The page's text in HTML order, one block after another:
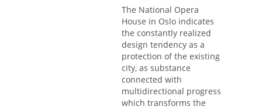
The National Opera
House in Oslo indicates
the constantly realized
design tendency as a
protection of the existing
city, as substance
connected with
multidirectional progress
which transforms the